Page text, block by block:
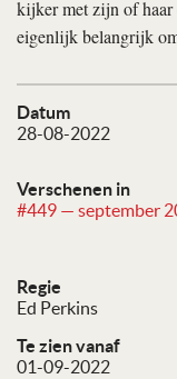
Datum
28-08-2022
Verschenen in
#449 — september
Regie
Ed Perkins
Te zien vanaf
01-09-2022
kijker met zijn of haar
eigenlijk belangrijk